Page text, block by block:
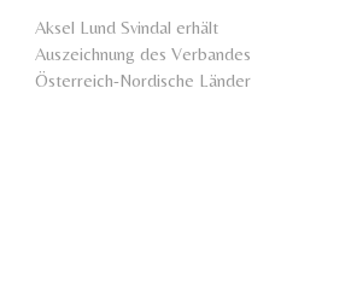
Aksel Lund Svindal erhält
Auszeichnung des Verbandes
Österreich-Nordische Länder